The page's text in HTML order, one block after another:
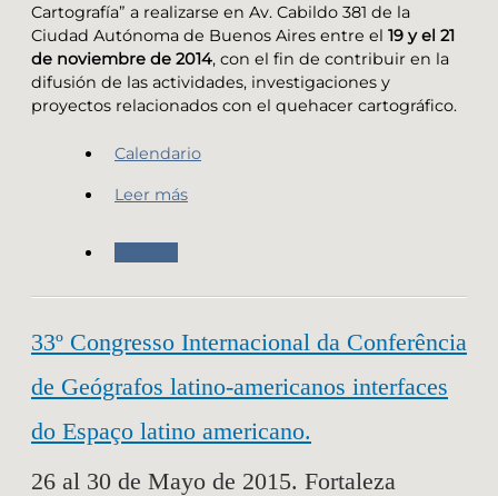
Cartografía” a realizarse en Av. Cabildo 381 de la
Ciudad Autónoma de Buenos Aires entre el 19 y el 21
de noviembre de 2014, con el fin de contribuir en la
difusión de las actividades, investigaciones y
proyectos relacionados con el quehacer cartográfico.
Calendario
Leer más
33º Congresso Internacional da Conferência
de Geógrafos latino-americanos interfaces
do Espaço latino americano.
26 al 30 de Mayo de 2015. Fortaleza